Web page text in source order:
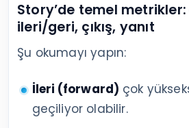
Story’de temel
ileri/geri, çıkış, yanıt
Şu okumayı yapın:
İleri (forward) çok
geçiliyor olabilir.